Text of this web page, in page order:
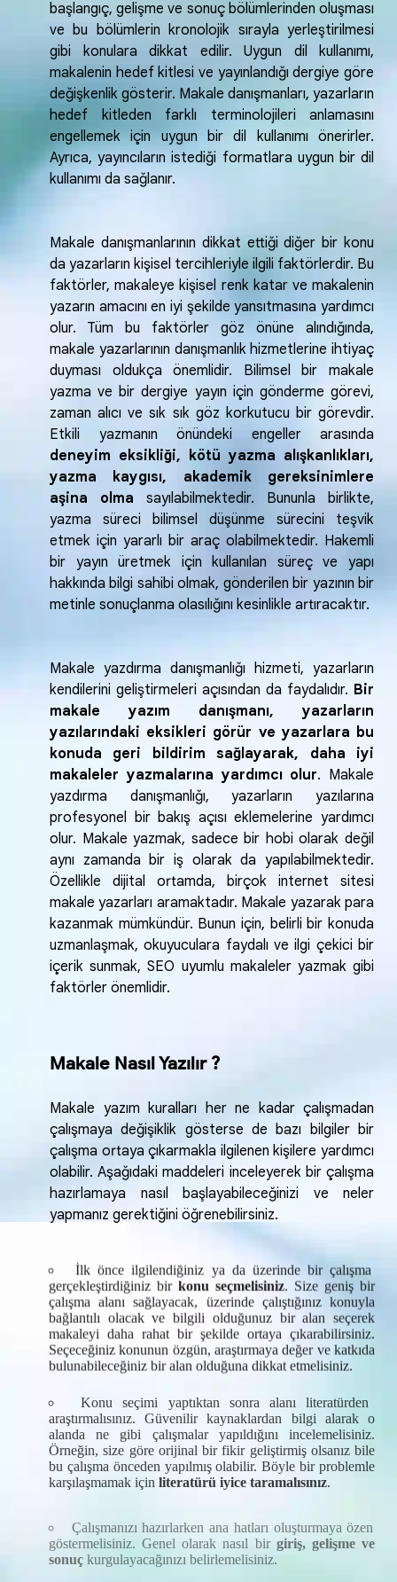
başlangıç, gelişme ve sonuç bölümlerinden oluşması
ve bu bölümlerin kronolojik sırayla yerleştirilmesi
gibi konulara dikkat edilir. Uygun dil kullanımı,
makalenin hedef kitlesi ve yayınlandığı dergiye göre
değişkenlik gösterir. Makale danışmanları, yazarların
hedef kitleden farklı terminolojileri anlamasını
engellemek için uygun bir dil kullanımı önerirler.
Ayrıca, yayıncıların istediği formatlara uygun bir dil
kullanımı da sağlanır.
Makale danışmanlarının dikkat ettiği diğer bir konu
da yazarların kişisel tercihleriyle ilgili faktörlerdir. Bu
faktörler, makaleye kişisel renk katar ve makalenin
yazarın amacını en iyi şekilde yansıtmasına yardımcı
olur. Tüm bu faktörler göz önüne alındığında,
makale yazarlarının danışmanlık hizmetlerine ihtiyaç
duyması oldukça önemlidir. Bilimsel bir makale
yazma ve bir dergiye yayın için gönderme görevi,
zaman alıcı ve sık sık göz korkutucu bir görevdir.
Etkili yazmanın önündeki engeller arasında
deneyim eksikliği, kötü yazma alışkanlıkları,
yazma kaygısı, akademik gereksinimlere
aşina olma sayılabilmektedir. Bununla birlikte,
yazma süreci bilimsel düşünme sürecini teşvik
etmek için yararlı bir araç olabilmektedir. Hakemli
bir yayın üretmek için kullanılan süreç ve yapı
hakkında bilgi sahibi olmak, gönderilen bir yazının bir
metinle sonuçlanma olasılığını kesinlikle artıracaktır.
Makale yazdırma danışmanlığı hizmeti, yazarların
kendilerini geliştirmeleri açısından da faydalıdır. Bir
makale yazım danışmanı, yazarların
yazılarındaki eksikleri görür ve yazarlara bu
konuda geri bildirim sağlayarak, daha iyi
makaleler yazmalarına yardımcı olur. Makale
yazdırma danışmanlığı, yazarların yazılarına
profesyonel bir bakış açısı eklemelerine yardımcı
olur. Makale yazmak, sadece bir hobi olarak değil
aynı zamanda bir iş olarak da yapılabilmektedir.
Özellikle dijital ortamda, birçok internet sitesi
makale yazarları aramaktadır. Makale yazarak para
kazanmak mümkündür. Bunun için, belirli bir konuda
uzmanlaşmak, okuyuculara faydalı ve ilgi çekici bir
içerik sunmak, SEO uyumlu makaleler yazmak gibi
faktörler önemlidir.
Makale Nasıl Yazılır ?
Makale yazım kuralları her ne kadar çalışmadan
çalışmaya değişiklik gösterse de bazı bilgiler bir
çalışma ortaya çıkarmakla ilgilenen kişilere yardımcı
olabilir. Aşağıdaki maddeleri inceleyerek bir çalışma
hazırlamaya nasıl başlayabileceğinizi ve neler
yapmanız gerektiğini öğrenebilirsiniz.
İlk önce ilgilendiğiniz ya da üzerinde bir çalışma
gerçekleştirdiğiniz birkonu seçmelisiniz. Size geniş bir
çalışma alanı sağlayacak, üzerinde çalıştığınız konuyla
bağlantılı olacak ve bilgili olduğunuz bir alan seçerek
makaleyi daha rahat bir şekilde ortaya çıkarabilirsiniz.
Seçeceğiniz konunun özgün, araştırmaya değer ve katkıda
bulunabileceğiniz bir alan olduğuna dikkat etmelisiniz.
araştırmalısınız. Güvenilir kaynaklardan bilgi alarak o
alanda ne gibi çalışmalar yapıldığını incelemelisiniz.
Örneğin, size göre orijinal bir fikir geliştirmiş olsanız bile
bu çalışma önceden yapılmış olabilir. Böyle bir problemle
karşılaşmamak içinliteratürü iyice taramalısınız.
sonuçkurgulayacağınızı belirlemelisiniz.
Makale yazarken açık ve anlaşılır bir dil kullanmak